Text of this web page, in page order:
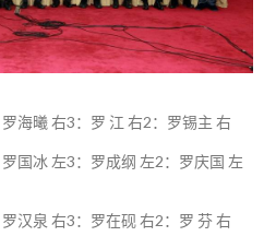
海曦 右3：罗 江 右2：罗锡主 右
国冰 左3：罗成纲 左2：罗庆国 左
汉泉 右3：罗在砚 右2：罗 芬 右